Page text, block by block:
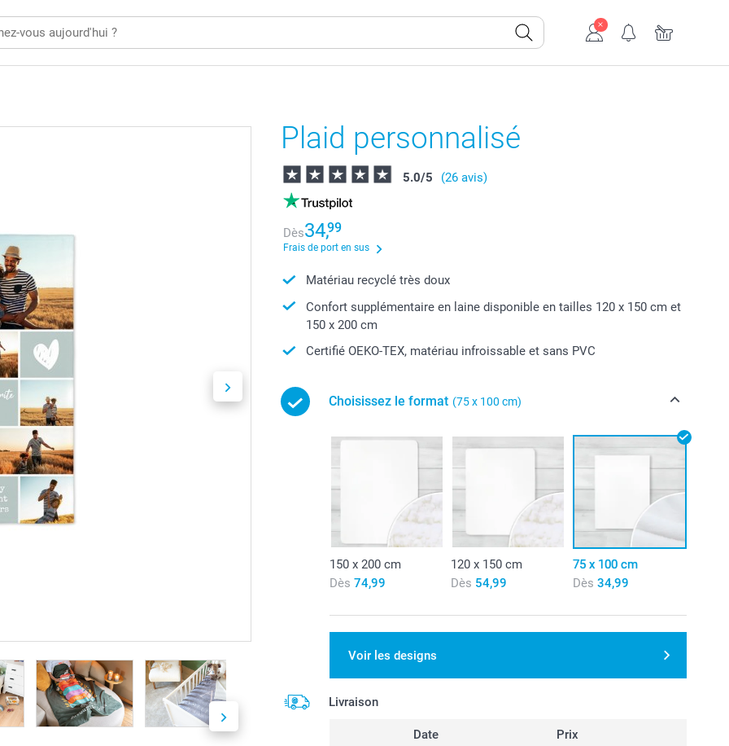
Plaid personnalisé
5.0/5 (26 avis)
Dès34,99
Frais de port en sus
Matériau recyclé très doux
Confort supplémentaire en laine disponible en tailles 120 x 150 cm et
150 x 200 cm
Certifié OEKO-TEX, matériau infroissable et sans PVC
Choisissez le format (75 x 100 cm)
150 x 200 cm
Dès 74,99
120 x 150 cm
Dès 54,99
75 x 100 cm
Dès 34,99
Voir les designs
Livraison
Date Prix